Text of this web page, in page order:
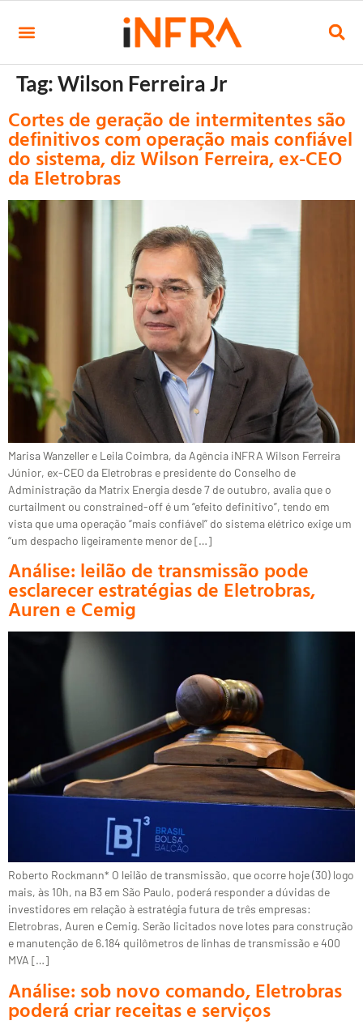
Tag:Wilson Ferreira Jr
Cortes de geração de intermitentes são
definitivos com operação mais confiável
do sistema, diz Wilson Ferreira, ex-CEO
da Eletrobras
Marisa Wanzeller e Leila Coimbra, da Agência iNFRA Wilson Ferreira
Júnior, ex-CEO da Eletrobras e presidente do Conselho de
Administração da Matrix Energia desde 7 de outubro, avalia que o
curtailment ou constrained-off é um “efeito definitivo”, tendo em
vista que uma operação “mais confiável” do sistema elétrico exige um
“um despacho ligeiramente menor de […]
Análise: leilão de transmissão pode
esclarecer estratégias de Eletrobras,
Auren e Cemig
Roberto Rockmann* O leilão de transmissão, que ocorre hoje (30) logo
mais, às 10h, na B3 em São Paulo, poderá responder a dúvidas de
investidores em relação à estratégia futura de três empresas:
Eletrobras, Auren e Cemig. Serão licitados nove lotes para construção
e manutenção de 6.184 quilômetros de linhas de transmissão e 400
MVA […]
Análise: sob novo comando, Eletrobras
poderá criar receitas e serviços